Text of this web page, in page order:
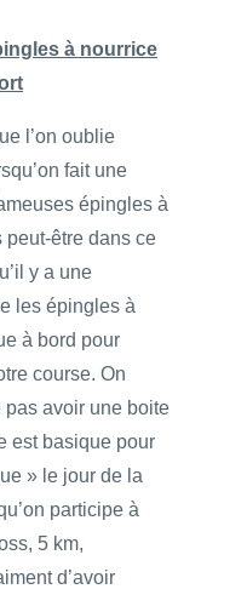
à nourrice
l’on oublie
fait une
épingles à
peut-être dans ce
y a une
les épingles à
à bord pour
course. On
pas avoir une boite
est basique pour
» le jour de la
participe à
5 km,
d’avoir